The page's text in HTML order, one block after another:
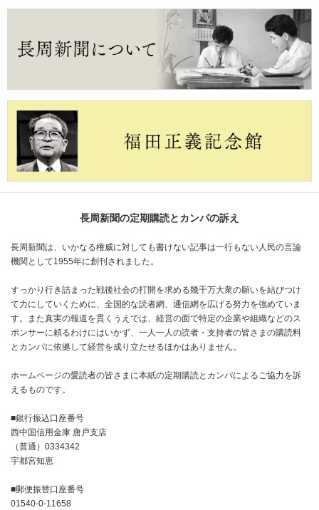
長周新聞の定期購読とカンパの訴え
長周新聞は、いかなる権威に対しても書けない記事は一行もない人民の言論
機関として1955年に創刊されました。
すっかり行き詰まった戦後社会の打開を求める幾千万大衆の願いを結びつけ
て力にしていくために、全国的な読者網、通信網を広げる努力を強めていま
す。また真実の報道を貫くうえでは、経営の面で特定の企業や組織などのス
ポンサーに頼るわけにはいかず、一人一人の読者・支持者の皆さまの購読料
とカンパに依拠して経営を成り立たせるほかはありません。
ホームページの愛読者の皆さまに本紙の定期購読とカンパによるご協力を訴
えるものです。
■銀行振込口座番号
西中国信用金庫 唐戸支店
（普通）0334342
宇都宮知恵
■郵便振替口座番号
01540-0-11658